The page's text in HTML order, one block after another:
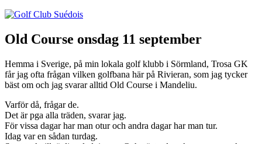
Old Course onsdag 11 september
Hemma i Sverige, på min lokala golf klubb i Sörmland, Trosa GK
får jag ofta frågan vilken golfbana här på Rivieran, som jag tycker
bäst om och jag svarar alltid Old Course i Mandeliu.
Varför då, frågar de.
Det är pga alla träden, svarar jag.
För vissa dagar har man otur och andra dagar har man tur.
Idag var en sådan turdag.